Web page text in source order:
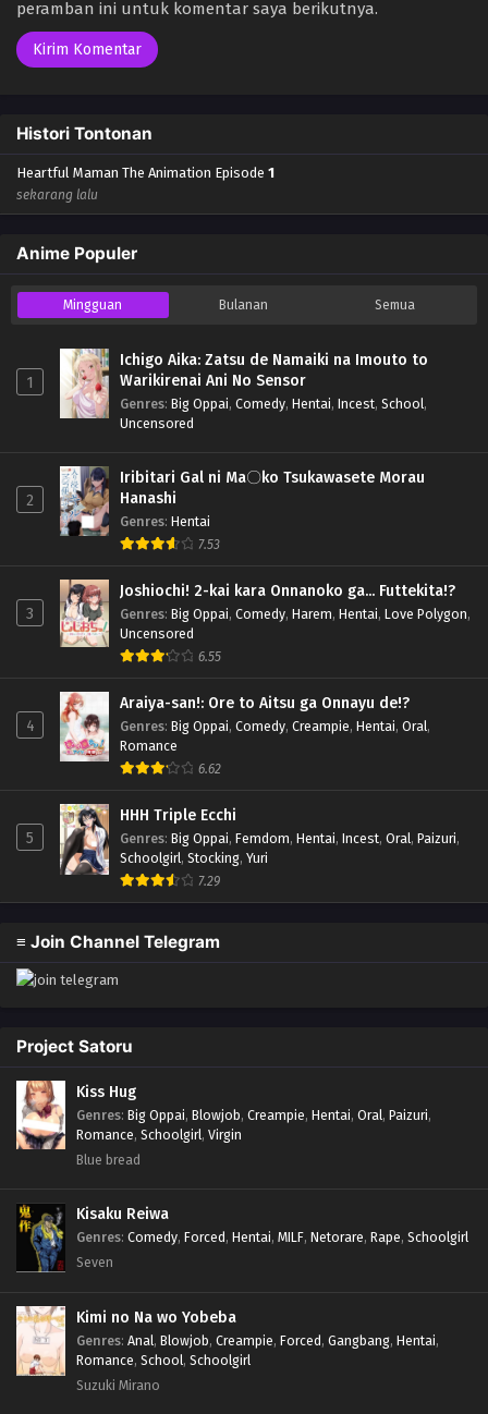
peramban ini untuk komentar saya berikutnya.
Histori Tontonan
Heartful Maman The Animation Episode 1
sekarang lalu
Anime Populer
Mingguan Bulanan Semua
1
Ichigo Aika: Zatsu de Namaiki na Imouto to
Warikirenai Ani No Sensor
Genres: Big Oppai, Comedy, Hentai, Incest, School,
Uncensored
2
Iribitari Gal ni Ma〇ko Tsukawasete Morau
Hanashi
Genres: Hentai
7.53
3
Joshiochi! 2-kai kara Onnanoko ga... Futtekita!?
Genres: Big Oppai, Comedy, Harem, Hentai, Love Polygon,
Uncensored
6.55
4
Araiya-san!: Ore to Aitsu ga Onnayu de!?
Genres: Big Oppai, Comedy, Creampie, Hentai, Oral,
Romance
6.62
5
HHH Triple Ecchi
Genres: Big Oppai, Femdom, Hentai, Incest, Oral, Paizuri,
Schoolgirl, Stocking, Yuri
7.29
≡ Join Channel Telegram
Project Satoru
Kiss Hug
Genres: Big Oppai, Blowjob, Creampie, Hentai, Oral, Paizuri,
Romance, Schoolgirl, Virgin
Blue bread
Kisaku Reiwa
Genres: Comedy, Forced, Hentai, MILF, Netorare, Rape, Schoolgirl
Seven
Kimi no Na wo Yobeba
Genres: Anal, Blowjob, Creampie, Forced, Gangbang, Hentai,
Romance, School, Schoolgirl
Suzuki Mirano